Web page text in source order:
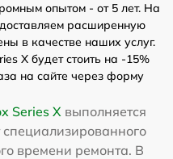
опытом - от 5 лет. На
расширенную
в качестве наших услуг.
X будет стоить на -15%
на сайте через форму
Series X выполняется
специализированного
времени ремонта. В